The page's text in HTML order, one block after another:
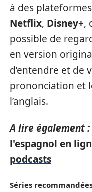
à des
Netflix, Disney+,
possible de
en version
d’entendre et de
prononciation et
l’anglais.
A lire également :
l'espagnol en
podcasts
Séries